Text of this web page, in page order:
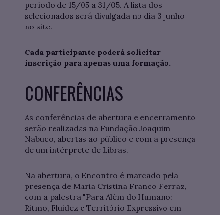
período de 15/05 a 31/05. A lista dos
selecionados será divulgada no dia 3 junho
no site.
Cada participante poderá solicitar
inscrição para apenas uma formação.
CONFERÊNCIAS
As conferências de abertura e encerramento
serão realizadas na Fundação Joaquim
Nabuco, abertas ao público e com a presença
de um intérprete de Libras.
Na abertura, o Encontro é marcado pela
presença de Maria Cristina Franco Ferraz,
com a palestra "Para Além do Humano:
Ritmo, Fluidez e Território Expressivo em